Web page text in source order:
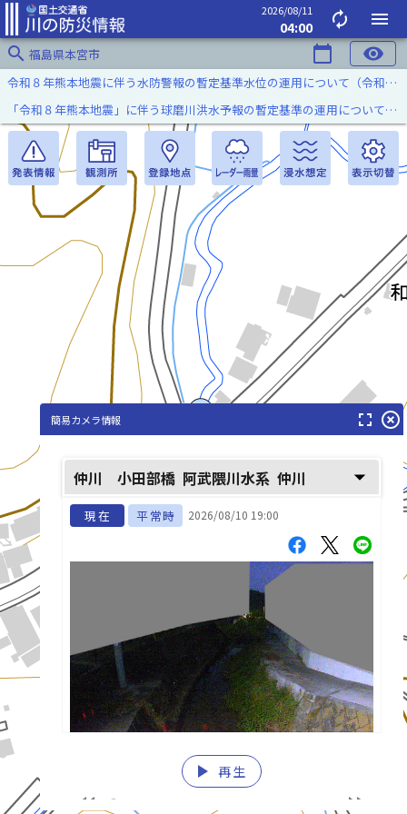
2026/08/11
04:00 autorenew
menu
search 福島県本宮市 calendar_today visibility
仲川(なかがわ)
令和８年熊本地震に伴う水防警報の暫定基準水位の運用について（令和８年８月７日）
「令和８年熊本地震」に伴う球磨川洪水予報の暫定基準の運用について（令和８年８月５日）
簡易カメラ情報 fullscreen highlight_off
仲川 小田部橋 阿武隈川水系 仲川 arrow_drop_down
現在 平常時 2026/08/10 19:00
play_arrow 再生
fast_rewind fast_forward